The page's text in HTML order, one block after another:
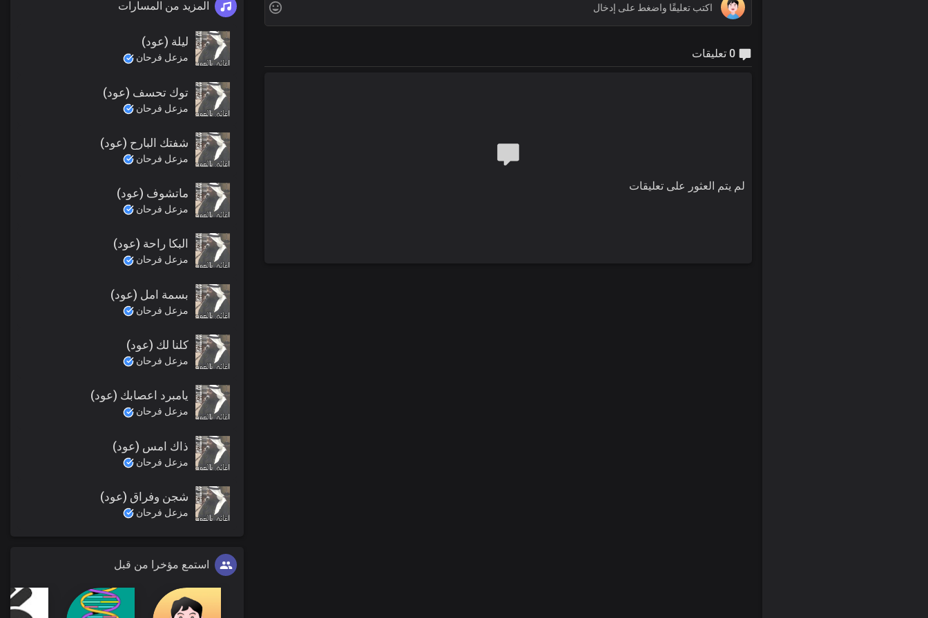
لم يتم العثور على تعليقات
المزيد من المسارات
ليلة (عود)
مزعل فرحان
توك تحسف (عود)
مزعل فرحان
شفتك البارح (عود)
مزعل فرحان
ماتشوف (عود)
مزعل فرحان
البكا راحة (عود)
مزعل فرحان
بسمة امل (عود)
مزعل فرحان
كلنا لك (عود)
مزعل فرحان
يامبرد اعصابك (عود)
مزعل فرحان
ذاك امس (عود)
مزعل فرحان
شجن وفراق (عود)
مزعل فرحان
استمع مؤخرا من قبل